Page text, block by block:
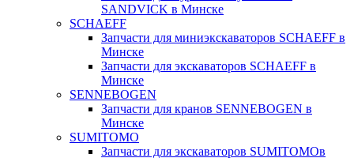
SANDVICK в Минске
SCHAEFF
Запчасти для миниэкскаваторов SCHAEFF в
Минске
Запчасти для экскаваторов SCHAEFF в
Минске
SENNEBOGEN
Запчасти для кранов SENNEBOGEN в
Минске
SUMITOMO
Запчасти для экскаваторов SUMITOMOв